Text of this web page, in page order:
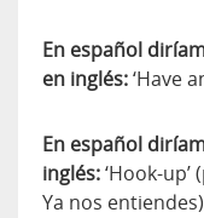
En español
en inglés:‘Have
En español
inglés:‘Hook-
Ya nos